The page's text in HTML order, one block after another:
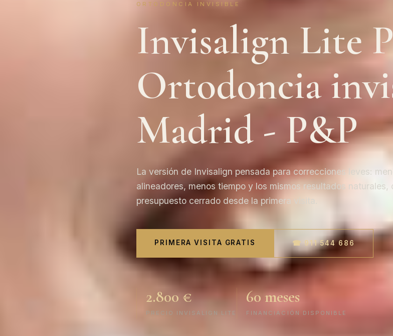
ORTODONCIA INVISIBLE
Invisalign Lite
Ortodoncia
Madrid - P&P
La versión de Invisalign pensada para correcciones leves:
alineadores, menos tiempo y los mismos resultados naturales,
presupuesto cerrado desde la primera visita.
PRIMERA VISITA GRATIS ☎ 911 544 686
2.800 €
PRECIO INVISALIGN LITE
60 meses
FINANCIACIÓN DISPONIBLE